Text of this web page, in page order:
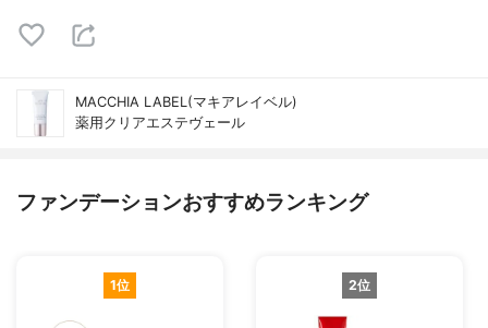
MACCHIA LABEL(マキアレイベル)
薬用クリアエステヴェール
ファンデーションおすすめランキング
1位 2位